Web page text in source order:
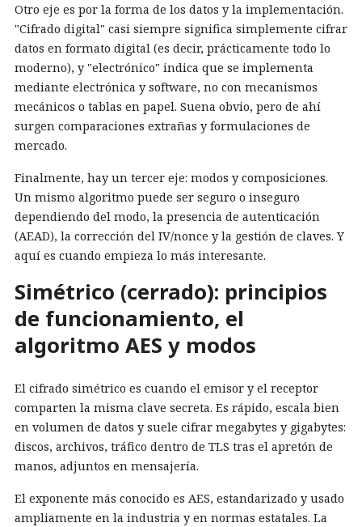
Otro eje es por la forma de los datos y la implementación.
"Cifrado digital" casi siempre significa simplemente cifrar
datos en formato digital (es decir, prácticamente todo lo
moderno), y "electrónico" indica que se implementa
mediante electrónica y software, no con mecanismos
mecánicos o tablas en papel. Suena obvio, pero de ahí
surgen comparaciones extrañas y formulaciones de
mercado.
Finalmente, hay un tercer eje: modos y composiciones.
Un mismo algoritmo puede ser seguro o inseguro
dependiendo del modo, la presencia de autenticación
(AEAD), la corrección del IV/nonce y la gestión de claves. Y
aquí es cuando empieza lo más interesante.
Simétrico (cerrado): principios
de funcionamiento, el
algoritmo AES y modos
El cifrado simétrico es cuando el emisor y el receptor
comparten la misma clave secreta. Es rápido, escala bien
en volumen de datos y suele cifrar megabytes y gigabytes:
discos, archivos, tráfico dentro de TLS tras el apretón de
manos, adjuntos en mensajería.
El exponente más conocido es AES, estandarizado y usado
ampliamente en la industria y en normas estatales. La